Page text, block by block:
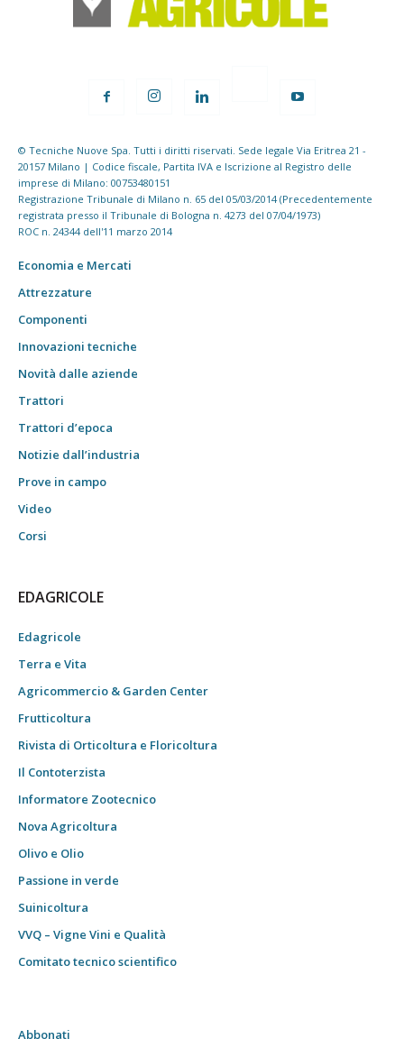
© Tecniche Nuove Spa. Tutti i diritti riservati. Sede legale Via Eritrea 21 -
20157 Milano | Codice fiscale, Partita IVA e Iscrizione al Registro delle
imprese di Milano: 00753480151
Registrazione Tribunale di Milano n. 65 del 05/03/2014 (Precedentemente
registrata presso il Tribunale di Bologna n. 4273 del 07/04/1973)
ROC n. 24344 dell'11 marzo 2014
Economia e Mercati
Attrezzature
Componenti
Innovazioni tecniche
Novità dalle aziende
Trattori
Trattori d’epoca
Notizie dall’industria
Prove in campo
Video
Corsi
EDAGRICOLE
Edagricole
Terra e Vita
Agricommercio & Garden Center
Frutticoltura
Rivista di Orticoltura e Floricoltura
Il Contoterzista
Informatore Zootecnico
Nova Agricoltura
Olivo e Olio
Passione in verde
Suinicoltura
VVQ – Vigne Vini e Qualità
Comitato tecnico scientifico
Abbonati